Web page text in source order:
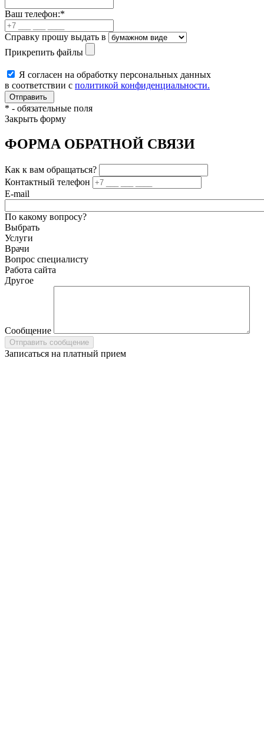
Ваш телефон:*
Справку прошу выдать в
Прикрепить файлы
Я согласен на обработку персональных данных
в соответствии с политикой конфиденциальности.
* - обязательные поля
Закрыть форму
ФОРМА ОБРАТНОЙ СВЯЗИ
Как к вам обращаться?
Контактный телефон
E-mail
По какому вопросу?
Выбрать
Услуги
Врачи
Вопрос специалисту
Работа сайта
Другое
Сообщение
Записаться на платный прием